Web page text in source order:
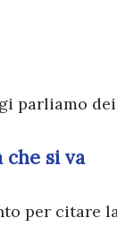
parliamo
che si va
per citare